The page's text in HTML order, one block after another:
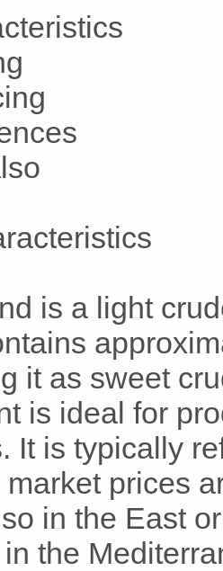
is a light
it as sweet
is ideal for
It is typically
prices
in the East
the